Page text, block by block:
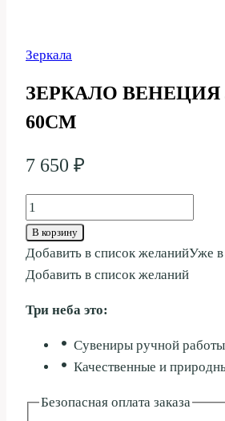
Зеркала
ЗЕРКАЛО
60СМ
7 650 ₽
Количество
товара
ЗЕРКАЛО
ВЕНЕЦИЯ
60СМ
В корзину
Добавить в список желанийУже в
Добавить в список желаний
Три неба это:
Сувениры ручной работы
Качественные и
Безопасная оплата заказа